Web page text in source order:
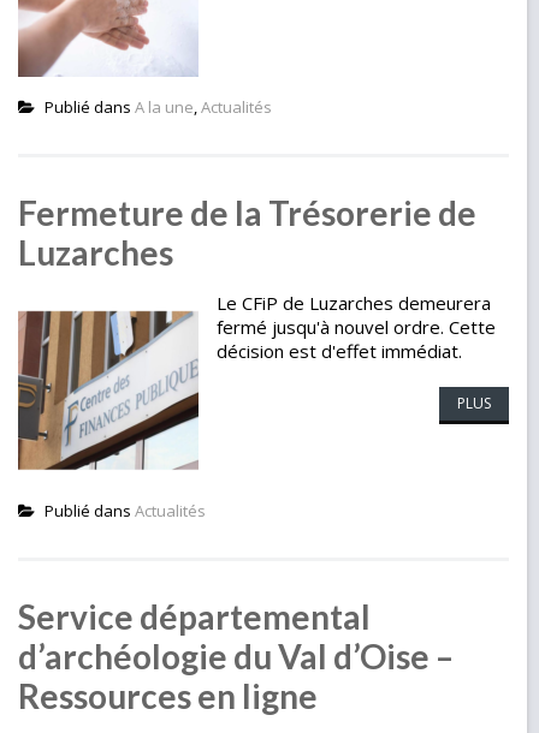
Publié dans A la une,Actualités
Fermeture de la Trésorerie de
Luzarches
Le CFiP de Luzarches demeurera
fermé jusqu'à nouvel ordre. Cette
décision est d'effet immédiat.
PLUS
Publié dans Actualités
Service départemental
d’archéologie du Val d’Oise –
Ressources en ligne